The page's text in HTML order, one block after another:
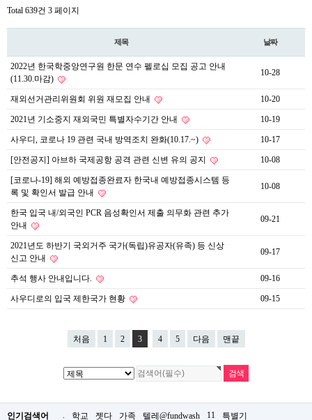
Total 639건 3 페이지
제목 날짜
2022년 한국학중앙연구원 한문 연수 펠로십 모집 공고 안내
(11.30.마감)
10-28
재외선거관리위원회 위원 재모집 안내 10-20
2021년 기소중지 재외국민 특별자수기간 안내 10-19
사우디, 코로나 19 관련 국내 방역조치 완화(10.17.~) 10-17
[안전공지] 아브하 국제공항 공격 관련 신변 유의 공지 10-08
[코로나-19] 해외 예방접종완료자 한국내 예방접종시스템 등
록 및 확인서 발급 안내
10-08
한국 입국 내/외국인 PCR 음성확인서 제출 의무화 관련 추가
안내
09-21
2021년도 하반기 국외거주 국가(독립)유공자(유족) 등 신상
신고 안내
09-17
추석 행사 안내입니다. 09-16
사우디로의 입국 제한국가 현황 09-15
처음 1 2 3 4 5 다음 맨끝
인기검색어 . 학교 젯다 가족 텔레@fundwash 11 특별기